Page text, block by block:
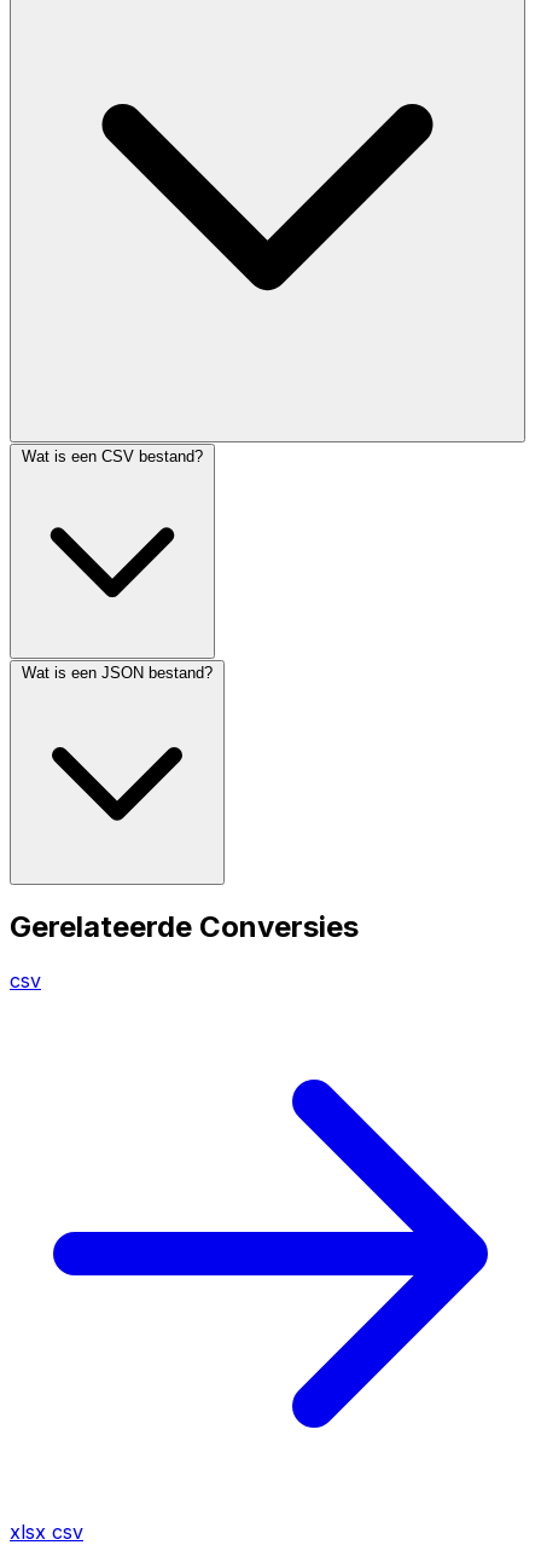
Wat is een CSV bestand?
Wat is een JSON bestand?
Gerelateerde Conversies
csv
xlsx csv